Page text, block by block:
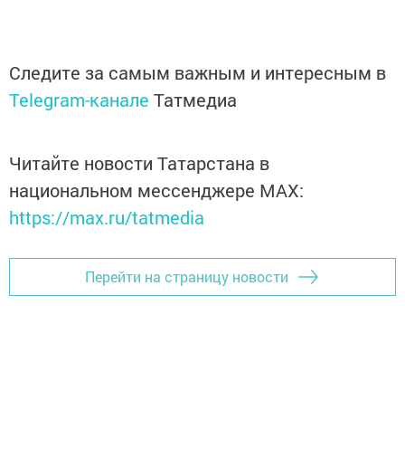
Следите за самым важным и интересным в
Telegram-канале Татмедиа
Читайте новости Татарстана в
национальном мессенджере MАХ:
https://max.ru/tatmedia
Перейти на страницу новости